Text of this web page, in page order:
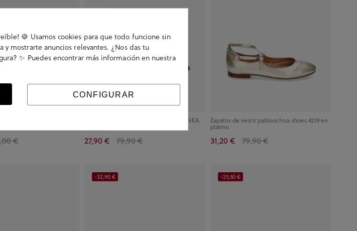
€
Zapatos Stephen Allen K19123-C40 ENNEA
27,90 € 79,90 €
Zapatos de vestir pabloochoa.shoes 4219 en
platino
31,20 € 79,90 €
-32,90 € -25,50 €
🍪 Usamos cookies para que todo funcione sin
mostrarte anuncios relevantes. ¿Nos das tu
✨ Puedes encontrar más información en nuestra
CONFIGURAR